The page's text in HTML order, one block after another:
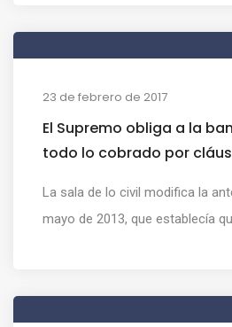
23 de febrero de 2017
El Supremo obliga a la
todo lo cobrado por
La sala de lo civil modifica la
mayo de 2013, que establecía